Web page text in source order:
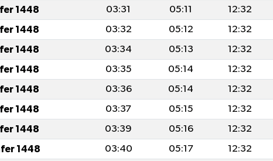
1448 03:31 05:11 12:32
1448 03:32 05:12 12:32
1448 03:34 05:13 12:32
1448 03:35 05:14 12:32
1448 03:36 05:14 12:32
1448 03:37 05:15 12:32
1448 03:39 05:16 12:32
1448 03:40 05:17 12:32